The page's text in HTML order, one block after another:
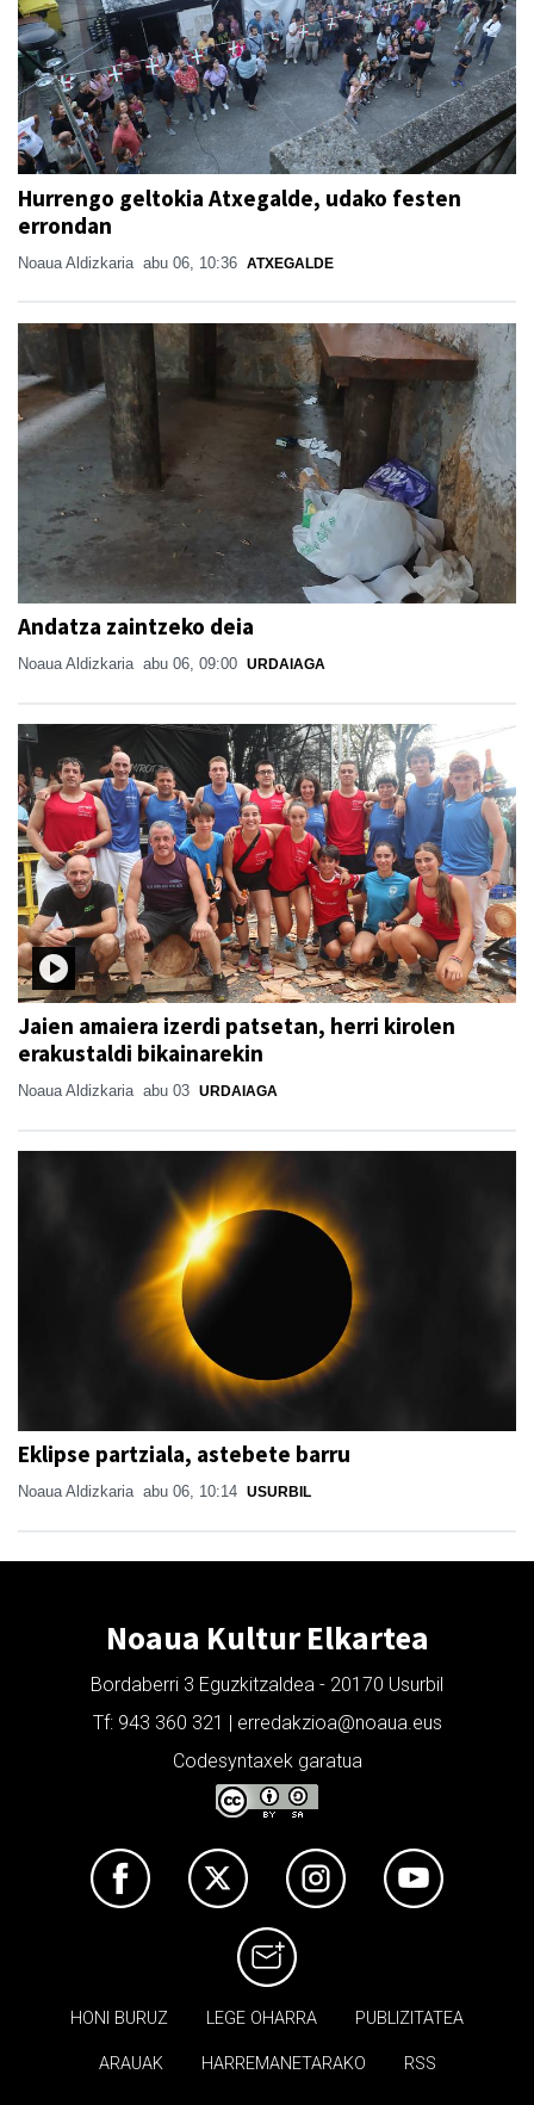
Hurrengo geltokia Atxegalde, udako festen
errondan
Noaua Aldizkaria abu 06, 10:36 ATXEGALDE
Andatza zaintzeko deia
Noaua Aldizkaria abu 06, 09:00 URDAIAGA
Jaien amaiera izerdi patsetan, herri kirolen
erakustaldi bikainarekin
Noaua Aldizkaria abu 03 URDAIAGA
Eklipse partziala, astebete barru
Noaua Aldizkaria abu 06, 10:14 USURBIL
Noaua Kultur Elkartea
Bordaberri 3 Eguzkitzaldea - 20170 Usurbil
Tf: 943 360 321 | erredakzioa@noaua.eus
Codesyntaxek garatua
HONI BURUZ LEGE OHARRA PUBLIZITATEA
ARAUAK HARREMANETARAKO RSS